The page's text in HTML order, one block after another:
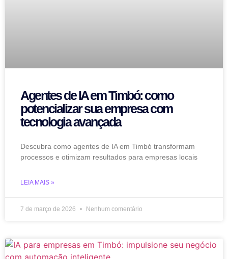
Agentes de IA em Timbó: como
potencializar sua empresa com
tecnologia avançada
Descubra como agentes de IA em Timbó transformam
processos e otimizam resultados para empresas locais
LEIA MAIS »
7 de março de 2026 Nenhum comentário